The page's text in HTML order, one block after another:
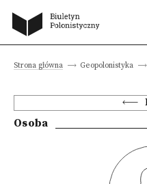
Strona główna Geopolonistyka
Osoba